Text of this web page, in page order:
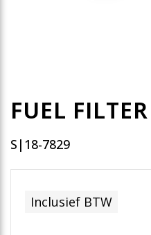
FUEL FILTER
S|18-7829
Inclusief BTW